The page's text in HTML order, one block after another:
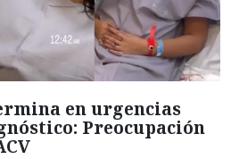
en urgencias
Preocupación